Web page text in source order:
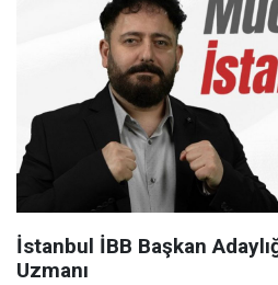
İstanbul İBB Başkan
Uzmanı